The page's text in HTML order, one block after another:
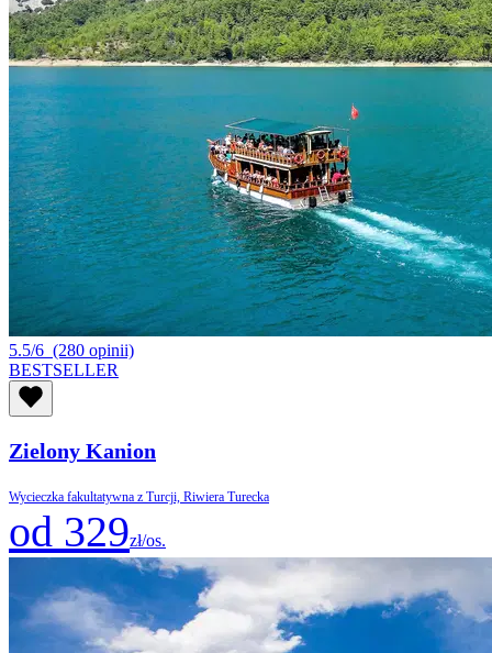
5.5/6 (280 opinii)
BESTSELLER
Zielony Kanion
Wycieczka fakultatywna z Turcji, Riwiera Turecka
od 329zł/os.